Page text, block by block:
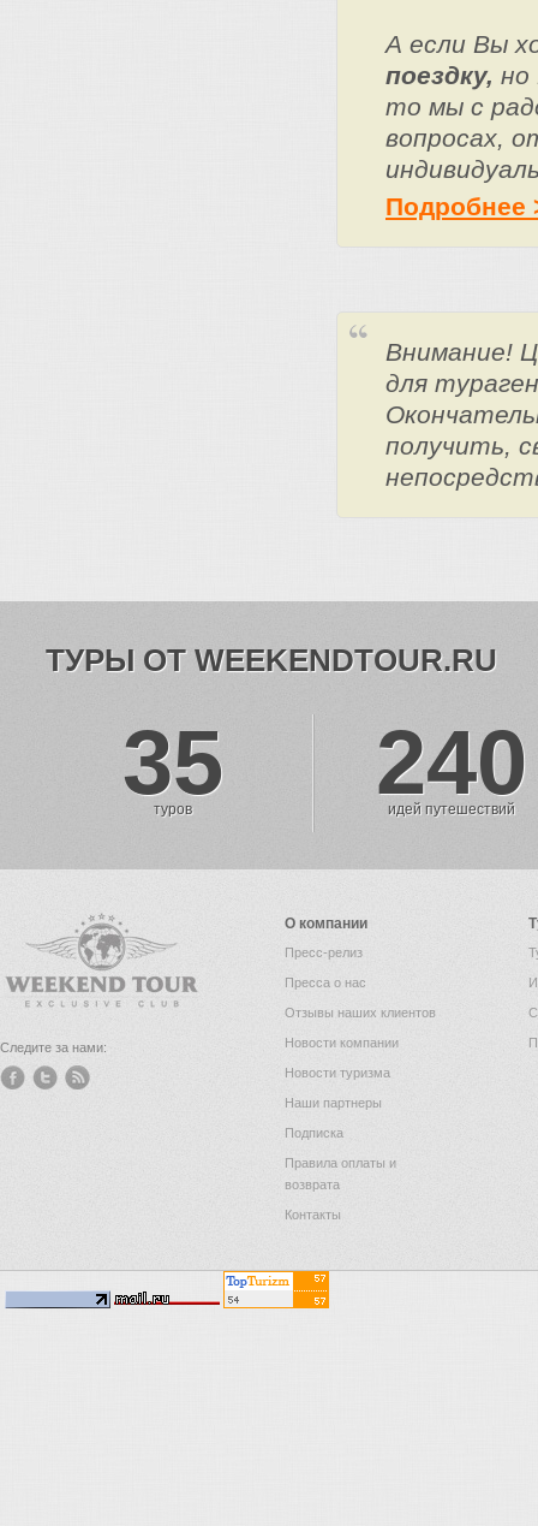
А если Вы
поездку, но
то мы с
вопросах,
Подробнее
Внимание!
для
получить,
ТУРЫ ОТ WEEKENDTOUR.RU
35
туров 240
идей путешествий
Следите за нами:
О компании
Пресс-релиз
Пресса о нас
Отзывы наших клиентов
Новости компании
Новости туризма
Наши партнеры
Подписка
Правила оплаты и
возврата
Контакты